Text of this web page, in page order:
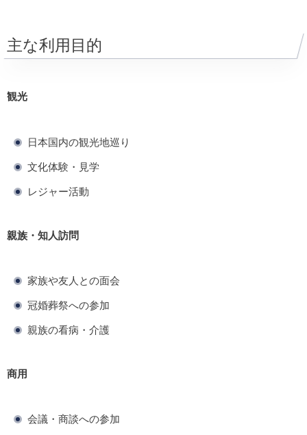
主な利用目的
観光
日本国内の観光地巡り
文化体験・見学
レジャー活動
親族・知人訪問
家族や友人との面会
冠婚葬祭への参加
親族の看病・介護
商用
会議・商談への参加